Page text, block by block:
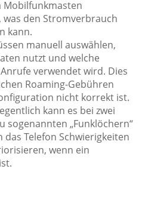
Mobilfunkmasten
den Stromverbrauch
kann.
manuell auswählen,
nutzt und welche
verwendet wird. Dies
Roaming-Gebühren
nicht korrekt ist.
kann es bei zwei
sogenannten „Funklöchern“
das Telefon Schwierigkeiten
wenn ein